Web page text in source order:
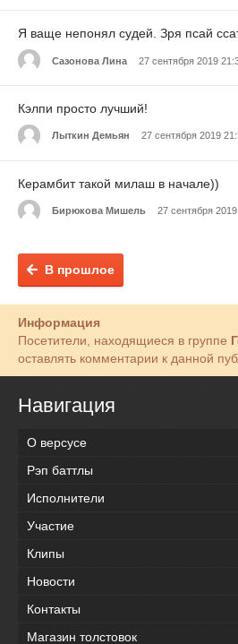
Я ваще непонял судей. Зря псай
Сазонова Лина 27 сентября 2019
Кэлпи просто лучший!
Лыткин Демьян 27 сентября 2019
Керамбит такой милаш в начале))
Бирюкова Мишель 27 сентября
В прошлое
Информация
Посетители, находящиеся в группе
оставлять комментарии к данной
Навигация
О версусе
Рэп баттлы
Исполнители
Участие
Клипы
Новости
Контакты
Магазин толстовок